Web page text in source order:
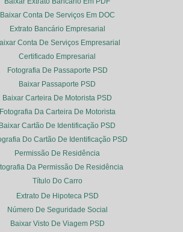
Baixar Conta De Serviços Em DOC
Extrato Bancário Empresarial
Conta De Serviços Empresarial
Certificado Empresarial
Fotografia De Passaporte PSD
Baixar Passaporte PSD
Baixar Carteira De Motorista PSD
Fotografia Da Carteira De Motorista
Baixar Cartão De Identificação PSD
Do Cartão De Identificação PSD
Permissão De Residência
Da Permissão De Residência
Título Do Carro
Extrato De Hipoteca PSD
Número De Seguridade Social
Baixar Visto De Viagem PSD